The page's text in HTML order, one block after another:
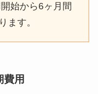
始から6ヶ月間
ます。
用